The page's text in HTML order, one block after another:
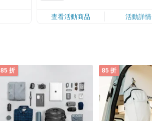
查看活動商品 活動詳情
85 折 85 折